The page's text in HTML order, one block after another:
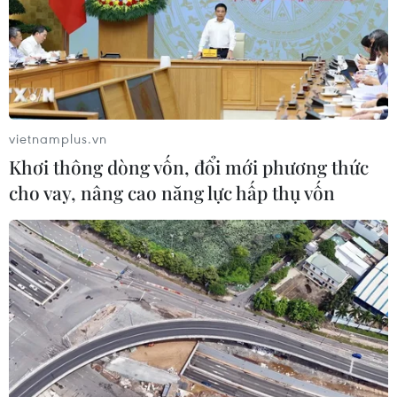
Các nhà khoa học Israel phát triển
phương pháp điều trị dị ứng đậu
phộng
23/05/2026 10:40
Xem thêm
CƠ QUAN CHỦ QUẢN: THÔNG TẤN XÃ VIỆT NAM
Tổng Biên tập: TRẦN TIẾN DUẨN
Phó Tổng Biên tập: NGUYỄN THỊ TÁM, KHÚC THANH
THỦY
vietnamplus.vn
Khơi thông dòng vốn, đổi mới phương thức
cho vay, nâng cao năng lực hấp thụ vốn